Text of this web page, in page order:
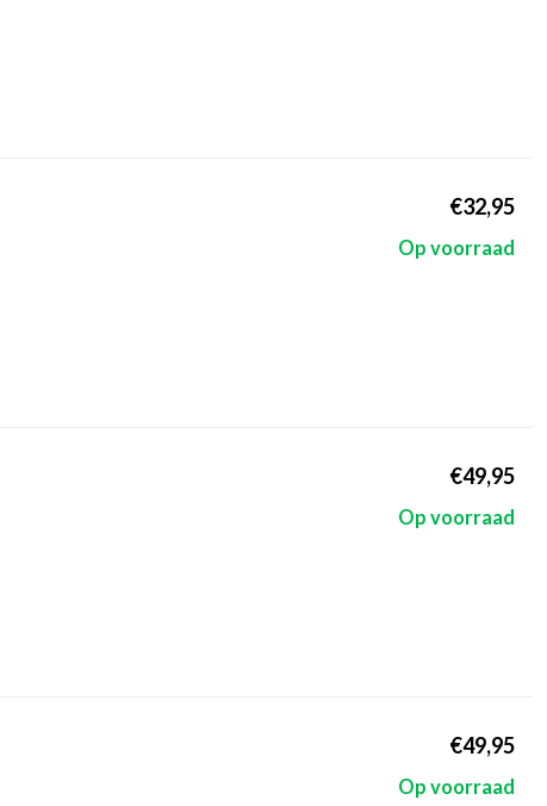
€32,95
Op voorraad
€49,95
Op voorraad
€49,95
Op voorraad